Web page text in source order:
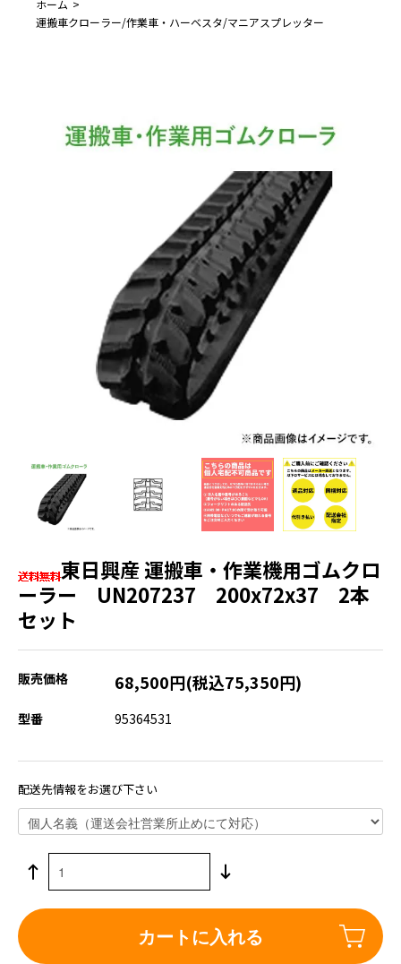
ホーム
運搬車クローラー/作業車・ハーベスタ/マニアスプレッター
東日興産 運搬車・作業機用ゴムクロ
ーラー UN207237 200x72x37 2本
セット
販売価格 68,500円(税込75,350円)
型番 95364531
配送先情報をお選び下さい
カートに入れる